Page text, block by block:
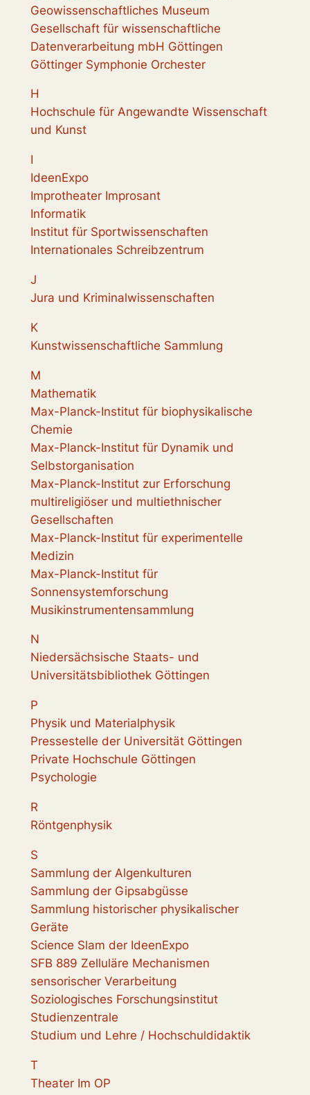
Geowissenschaftliches Museum
Gesellschaft für wissenschaftliche
Datenverarbeitung mbH Göttingen
Göttinger Symphonie Orchester
H
Hochschule für Angewandte Wissenschaft
und Kunst
I
IdeenExpo
Improtheater Improsant
Informatik
Institut für Sportwissenschaften
Internationales Schreibzentrum
J
Jura und Kriminalwissenschaften
K
Kunstwissenschaftliche Sammlung
M
Mathematik
Max-Planck-Institut für biophysikalische
Chemie
Max-Planck-Institut für Dynamik und
Selbstorganisation
Max-Planck-Institut zur Erforschung
multireligiöser und multiethnischer
Gesellschaften
Max-Planck-Institut für experimentelle
Medizin
Max-Planck-Institut für
Sonnensystemforschung
Musikinstrumentensammlung
N
Niedersächsische Staats- und
Universitätsbibliothek Göttingen
P
Physik und Materialphysik
Pressestelle der Universität Göttingen
Private Hochschule Göttingen
Psychologie
R
Röntgenphysik
S
Sammlung der Algenkulturen
Sammlung der Gipsabgüsse
Sammlung historischer physikalischer
Geräte
Science Slam der IdeenExpo
SFB 889 Zelluläre Mechanismen
sensorischer Verarbeitung
Soziologisches Forschungsinstitut
Studienzentrale
Studium und Lehre / Hochschuldidaktik
T
Theater Im OP